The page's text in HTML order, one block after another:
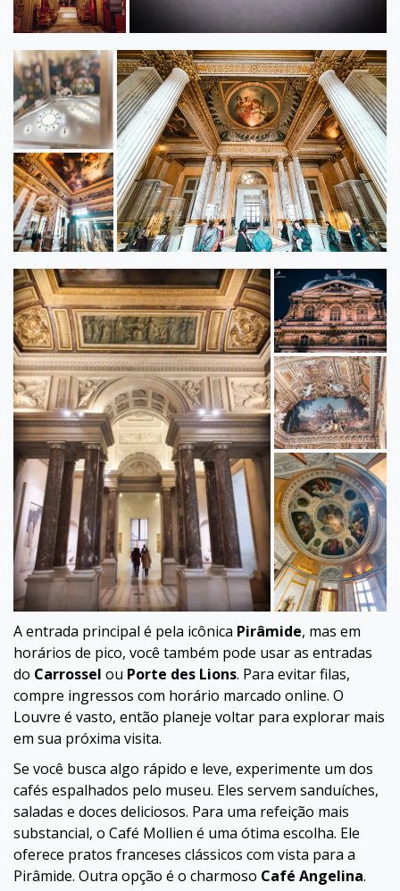
A entrada principal é pela icônica Pirâmide, mas em
horários de pico, você também pode usar as entradas
do Carrossel ou Porte des Lions. Para evitar filas,
compre ingressos com horário marcado online. O
Louvre é vasto, então planeje voltar para explorar mais
em sua próxima visita.
Se você busca algo rápido e leve, experimente um dos
cafés espalhados pelo museu. Eles servem sanduíches,
saladas e doces deliciosos. Para uma refeição mais
substancial, o Café Mollien é uma ótima escolha. Ele
oferece pratos franceses clássicos com vista para a
Pirâmide. Outra opção é o charmoso Café Angelina.